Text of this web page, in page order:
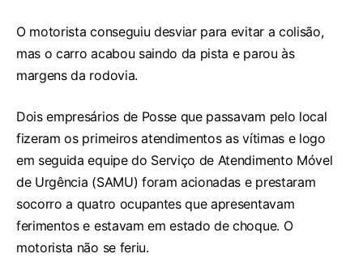
O motorista conseguiu desviar para evitar a colisão,
mas o carro acabou saindo da pista e parou às
margens da rodovia.
Dois empresários de Posse que passavam pelo local
fizeram os primeiros atendimentos as vítimas e logo
em seguida equipe do Serviço de Atendimento Móvel
de Urgência (SAMU) foram acionadas e prestaram
socorro a quatro ocupantes que apresentavam
ferimentos e estavam em estado de choque. O
motorista não se feriu.